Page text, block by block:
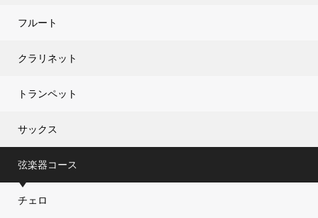
フルート
クラリネット
トランペット
サックス
弦楽器コース
チェロ